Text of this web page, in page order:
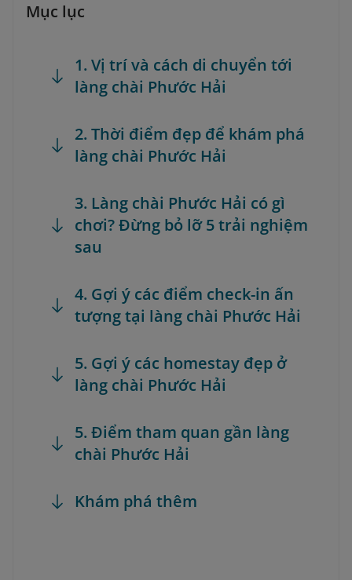
Mục lục
1. Vị trí và cách di chuyển tới
làng chài Phước Hải
2. Thời điểm đẹp để khám phá
làng chài Phước Hải
3. Làng chài Phước Hải có gì
chơi? Đừng bỏ lỡ 5 trải nghiệm
sau
4. Gợi ý các điểm check-in ấn
tượng tại làng chài Phước Hải
5. Gợi ý các homestay đẹp ở
làng chài Phước Hải
5. Điểm tham quan gần làng
chài Phước Hải
Khám phá thêm